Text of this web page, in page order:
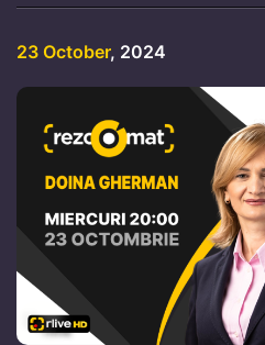
23 October, 2024